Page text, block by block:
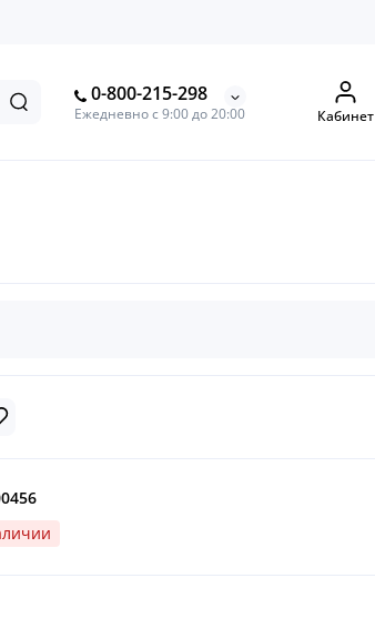
0-800-215-298
Ежедневно с 9:00 до 20:00 Кабинет